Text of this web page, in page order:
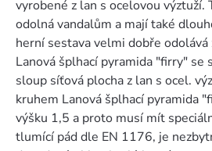
vyrobené z lan s ocelovou výztuží.
odolná vandalům a mají také
herní sestava velmi dobře odolává
Lanová šplhací pyramida "firry" se
sloup síťová plocha z lan s ocel.
kruhem Lanová šplhací pyramida
výšku 1,5 a proto musí mít
tlumící pád dle EN 1176, je